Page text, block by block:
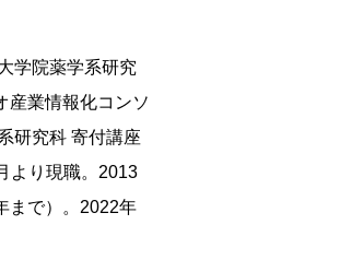
学院薬学系研究
産業情報化コンソ
研究科 寄付講座
より現職。2013
まで）。2022年